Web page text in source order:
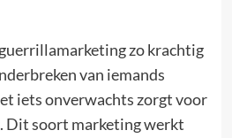
zo krachtig
van iemands
iets onverwachts zorgt voor
Dit soort marketing werkt